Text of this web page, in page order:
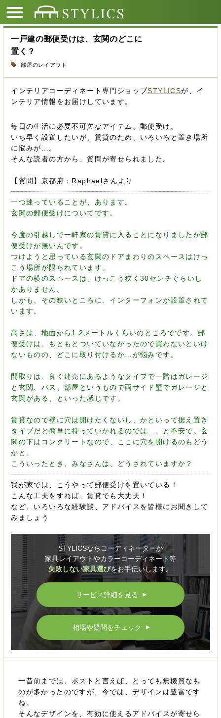
一戸建の郵便受けは、玄関のどこに
置く？
部屋のレイアウト
インテリアコーディネート専門ショップSTYLICSが、イ
ンテリア情報をお届けしています。
毎日の生活に必要不可欠なアイテム、郵便受け。
いち早く設置したいが、賃貸のため、いろいろと置き場所
に悩みが…。
そんな読者の方から、質問が寄せられました。
【質問】京都府；Raphaelさんより
一つ迷っていることが、あります。
玄関の郵便受けについてです。
今度の引越しで一軒家の賃貸に入ることになりましたが郵
便受けが無いんです。
つけようと思っている玄関のドアまわりのスペースはけっ
こう場所が限られています。
ドアの横のスペースは、けっこう狭く30センチぐらいし
かありません。
しかも、その狭いところに、インターフォンが設置されて
います。
高さは、地面から1.2メートルくらいのところでです。郵
便受けは、もともとついていなかったので買わないといけ
ないものの、どこに取り付けるか…が悩みです。
間取りは、良く建売にあるようなタイプで一階はガレージ
と玄関、バス、部屋というもので両サイド壁でガレージと
玄関がある、といった感じです。
賃貸なので壁に穴は開けたくないし、かといって据え置き
タイプだと簡単に持っていかれるのでは…、と不安で。玄
関の下はコンクリートなので、ここに穴を開けるのもどう
かと。
こういったとき、みなさんは、どうされていますか？
我が家では、こうやって郵便受けを置いている！
こんな工夫をすれば、賃貸でも大丈夫！
など、いろいろな経験談、アドバイスを皆様にお聞きして
みましょう
STYLICSならコーディネーターが
家具レイアウトやカラーコーディネート等
失敗しない家具選びをお手伝いします。
サービス詳細を見る ▲
相場や疑問をチェック ▲
一昔前までは、ポストと言えば、とっても無機質なも
のが多かったのですが、今では、デザインは豊富です
ね。
そんなデザインを、有効に使えるアドバイスが寄せら